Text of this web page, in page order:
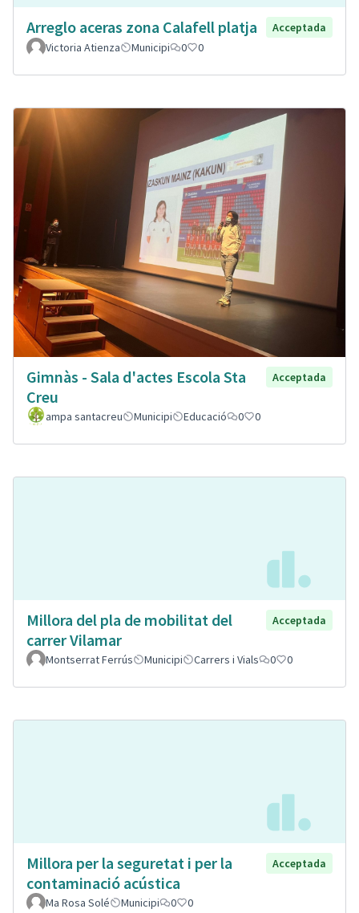
Arreglo aceras zona Calafell platja
Acceptada
Victoria Atienza
Municipi 0 0
Gimnàs - Sala d'actes Escola Sta
Creu
Acceptada
ampa santacreu Municipi Educació 0 0
Millora del pla de mobilitat del
carrer Vilamar
Acceptada
Montserrat Ferrús Municipi Carrers i Vials 0 0
Millora per la seguretat i per la
contaminació acústica
Acceptada
Ma Rosa Solé Municipi 0 0